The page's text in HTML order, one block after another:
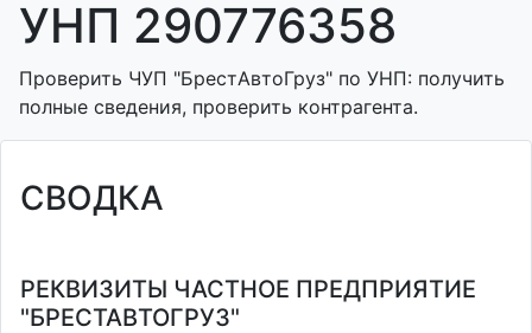
УНП 290776358
Проверить ЧУП "БрестАвтоГруз" по УНП: получить
полные сведения, проверить контрагента.
СВОДКА
РЕКВИЗИТЫ ЧАСТНОЕ ПРЕДПРИЯТИЕ
"БРЕСТАВТОГРУЗ"